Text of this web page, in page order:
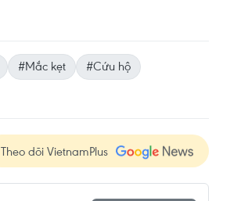
#Mắc kẹt
#Cứu hộ
Theo dõi VietnamPlus